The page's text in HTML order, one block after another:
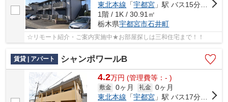
東北本線 「宇都宮 」駅 バス15分 「月見ヶ丘児童公園前」 停歩1分
1階 / 1K / 30.91㎡
栃木県宇都宮市石井町
☆リモート紹介・ご案内実施中★お部屋探しは三和住宅まで！！
賃貸 | アパート シャンポワールB
4.2万円 (管理費等：- )
敷金 0ヶ月 礼金 0ヶ月
東北本線 「宇都宮 」駅 バス17分 「月見が丘児童公園前」 停歩4分